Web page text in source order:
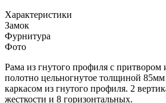
Характеристики
Замок
Фурнитура
Фото
Рама из гнутого профиля с притвором
полотно цельногнутое толщиной
каркасом из гнутого профиля. 2
жесткости и 8 горизонтальных.